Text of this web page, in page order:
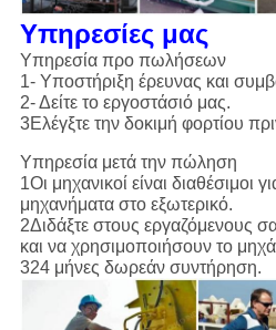
Υπηρεσίες μας
Υπηρεσία προ πωλήσεων
1- Υποστήριξη έρευνας και
2- Δείτε το εργοστάσιό μας.
3Ελέγξτε την δοκιμή φορτίου
Υπηρεσία μετά την πώληση
1Οι μηχανικοί είναι διαθέσιμοι
μηχανήματα στο εξωτερικό.
2Διδάξτε στους εργαζόμενους
και να χρησιμοποιήσουν το
324 μήνες δωρεάν συντήρηση.